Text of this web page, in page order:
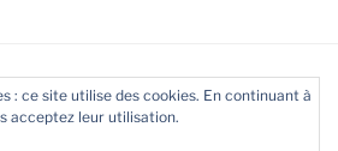
: ce site utilise des cookies. En continuant à
acceptez leur utilisation.